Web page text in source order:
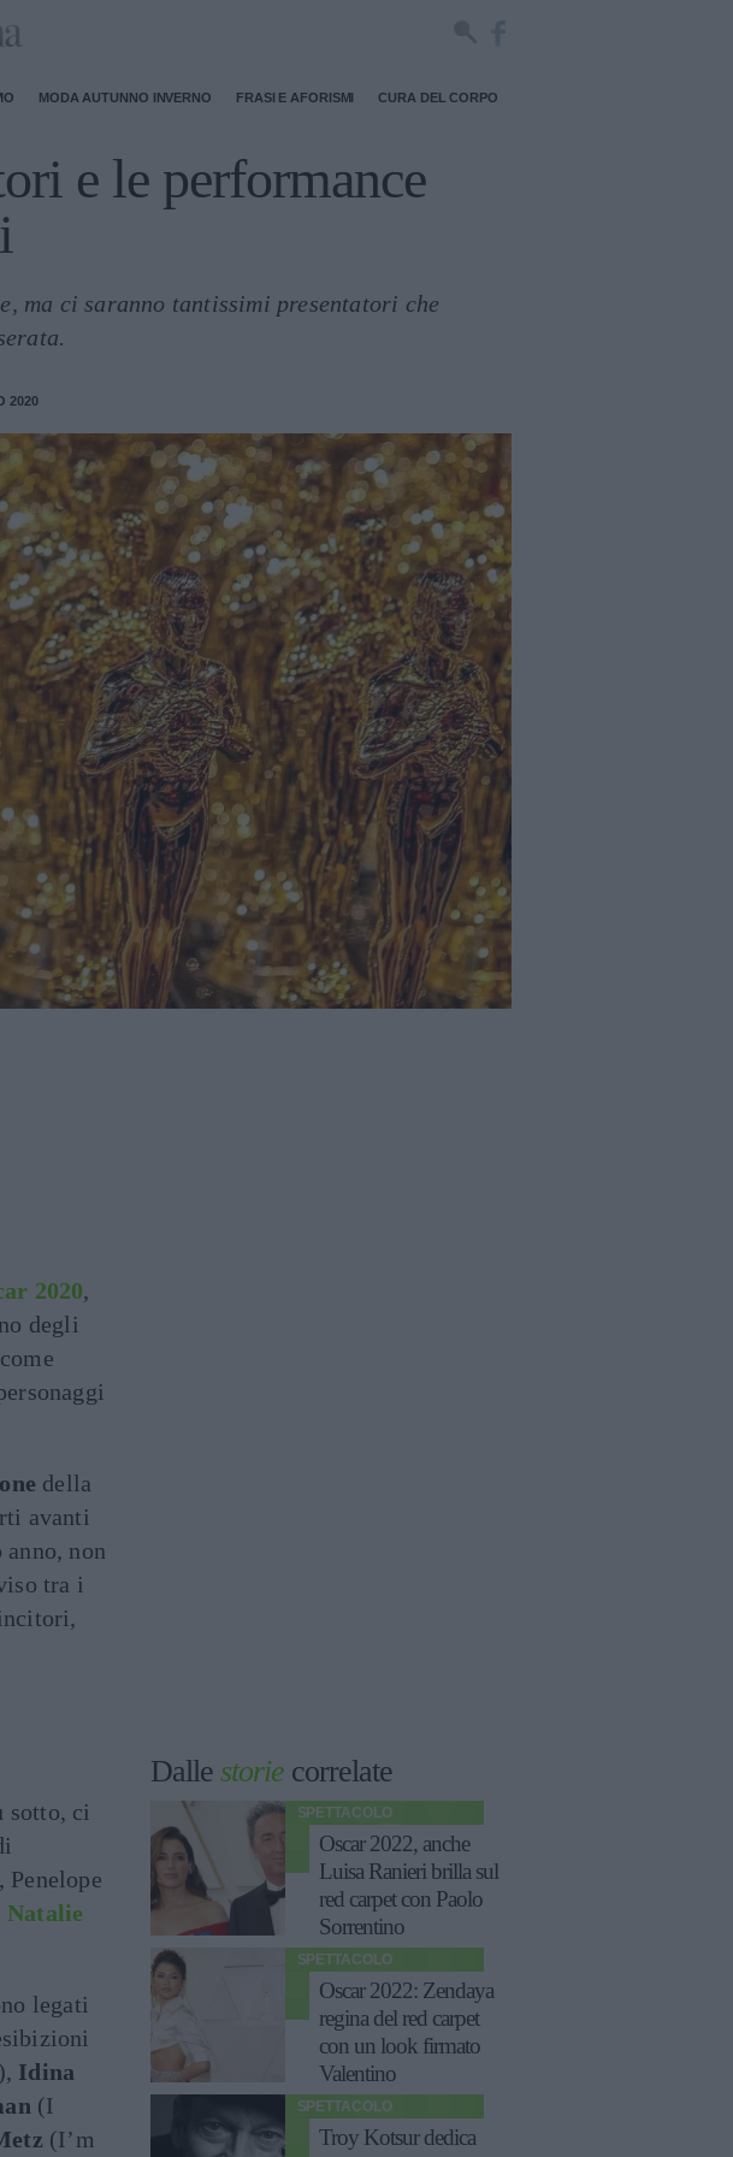
MODA AUTUNNO INVERNO FRASI E AFORISMI CURA DEL CORPO
e le performance
ma ci saranno tantissimi presentatori che
2020
2020,
degli
della
avanti
non
tra i
sotto, ci
, Penelope
Natalie
legati
Idina
(I
(I’m
Dalle storie correlate
SPETTACOLO
Oscar 2022, anche
Luisa Ranieri brilla sul
red carpet con Paolo
Sorrentino
SPETTACOLO
Oscar 2022: Zendaya
regina del red carpet
con un look firmato
Valentino
SPETTACOLO
Troy Kotsur dedica